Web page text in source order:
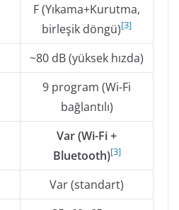
F (Yıkama+Kurutma,
birleşik döngü)[3]
~80 dB (yüksek hızda)
9 program (Wi-Fi
bağlantılı)
Var (Wi-Fi +
Bluetooth)[3]
Var (standart)